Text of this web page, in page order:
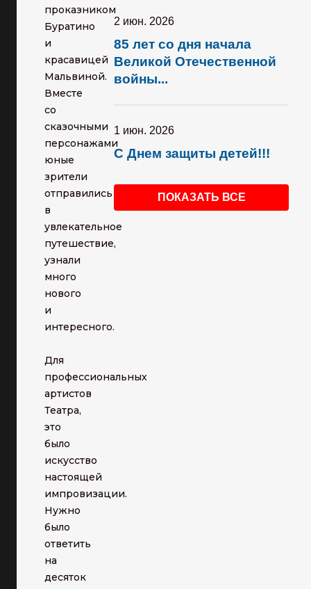
проказником
Буратино
и
красавицей
Мальвиной.
Вместе
со
сказочными
персонажами
юные
зрители
отправились
в
увлекательное
путешествие,
узнали
много
нового
и
интересного.
Для
профессиональных
артистов
Театра,
это
было
искусство
настоящей
импровизации.
Нужно
было
ответить
на
десяток
2 июн. 2026
85 лет со дня начала
Великой Отечественной
войны...
1 июн. 2026
С Днем защиты детей!!!
ПОКАЗАТЬ ВСЕ